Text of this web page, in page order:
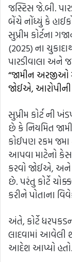
જસ્ટિસ જે.બી.
બેંચે નોંધ્યું કે
સુપ્રીમ કોર્ટના
(2025) ના
પારડીવાલા અને
“જામીન અરજીઓ
જોઈએ, આરોપીની
સુપ્રીમ કોર્ટ ની
છે કે નિયમિત
કોઈપણ રકમ જમા
આપવા માટેનો કેસ
કરવો જોઈએ, અને
છે. પરંતુ કોર્ટે
કરીને પોતાના
અંતે, કોર્ટે
લાદવામાં આવેલી
આદેશ આપ્યો હતો.